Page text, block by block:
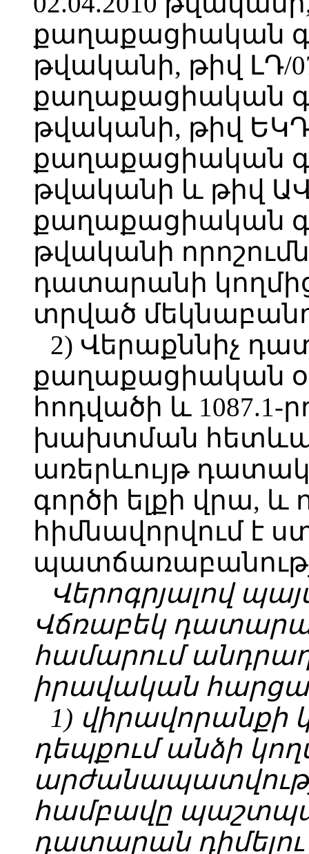
քաղաքացիական
թվականի, թիվ ԼԴ/
քաղաքացիական
թվականի, թիվ ԵԿԴ/
քաղաքացիական
թվականի և թիվ
քաղաքացիական
թվականի
դատարանի
տրված
2) Վերաքննիչ
քաղաքացիական
հոդվածի և 1087.1-
խախտման
առերևույթ
գործի ելքի վրա, և
հիմնավորվում է
Վերոգրյալով
Վճռաբեկ
համարում
իրավական
1) վիրավորանքի
դեպքում անձի
համբավը
դատարան